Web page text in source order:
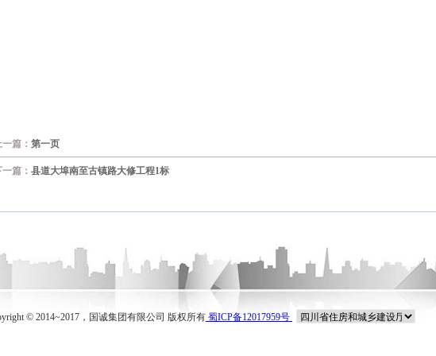
篇： 第一页
篇： 县道大埠南至古镇路大修工程1标
© 2014~2017，国诚集团有限公司 版权所有 蜀ICP备12017959号